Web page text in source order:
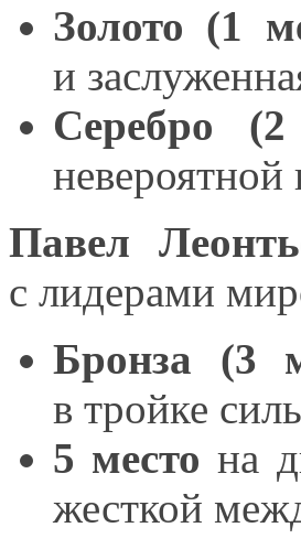
Золото (1
и
Серебро (2
Павел
с лидерами
Бронза (3
в тройке
5 место на
жесткой